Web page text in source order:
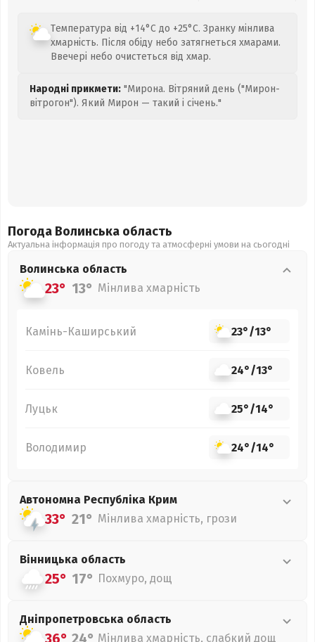
Температура від +14°C до +25°C. Зранку мінлива
хмарність. Після обіду небо затягнеться хмарами.
Ввечері небо очистеться від хмар.
Народні прикмети: "Мирона. Вітряний день ("Мирон-
вітрогон"). Який Мирон — такий і січень."
Погода Волинська область
Актуальна інформація про погоду та атмосферні умови на сьогодні
Волинська область
23° 13° Мінлива хмарність
Камінь-Каширський 23°/13°
Ковель 24°/13°
Луцьк 25°/14°
Володимир 24°/14°
Автономна Республіка Крим
33° 21° Мінлива хмарність, грози
Вінницька область
25° 17° Похмуро, дощ
Дніпропетровська область
36° 24° Мінлива хмарність, слабкий дощ